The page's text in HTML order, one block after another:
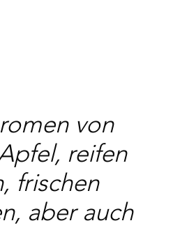
von
reifen
frischen
aber auch